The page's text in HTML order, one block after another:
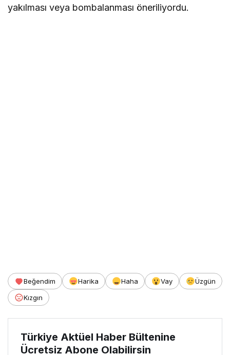
yakılması veya bombalanması öneriliyordu.
Beğendim Harika Haha Vay
Üzgün
Kızgın
Türkiye Aktüel Haber Bültenine
Ücretsiz Abone Olabilirsin